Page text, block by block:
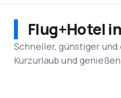
Flugzeuge Airbus A380-800,
A321-100/200, A320-200, A319-
CRJ900 i CRJ700.
Flughafen Frankfurt
Der Flughafen ist auch als Ren-
Europas und der neuntgrößte
Der Flughafen Frankfurt entstand
Flug+Hotel
Schneller, günstiger
Kurzurlaub und